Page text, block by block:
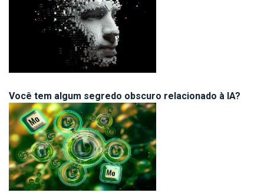
Você tem algum segredo obscuro relacionado à IA?